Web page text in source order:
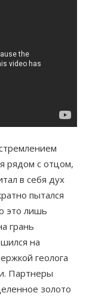
рядом с отцом,
в себя дух
пытался
это лишь
грань
на
геолога
Партнеры
золото